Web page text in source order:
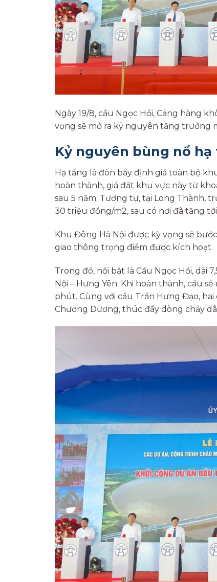
Ngày 19/8, cầu Ngọc Hồi, Cảng hàng
vọng sẽ mở ra kỷ nguyên tăng trưởng
Kỷ nguyên bùng nổ
Hạ tầng là đòn bẩy định giá toàn bộ
hoàn thành, giá đất khu vực này từ
sau 5 năm. Tương tự, tại Long Thành,
30 triệu đồng/m2, sau có nơi đã tăng
Khu Đông Hà Nội được kỳ vọng sẽ
giao thông trọng điểm được kích hoạt.
Trong đó, nổi bật là Cầu Ngọc Hồi, dài
Nội – Hưng Yên. Khi hoàn thành, cầu
phút. Cùng với cầu Trần Hưng Đạo,
Chương Dương, thúc đẩy dòng chảy